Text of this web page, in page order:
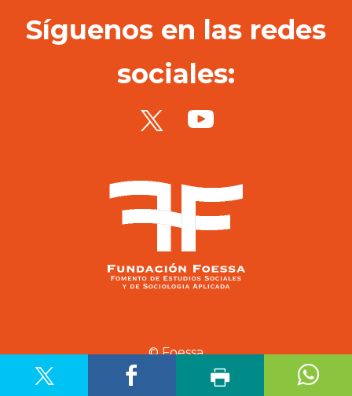
Síguenos en las redes
sociales:
© Foessa
Aviso legal Política de privacidad Política de cookies